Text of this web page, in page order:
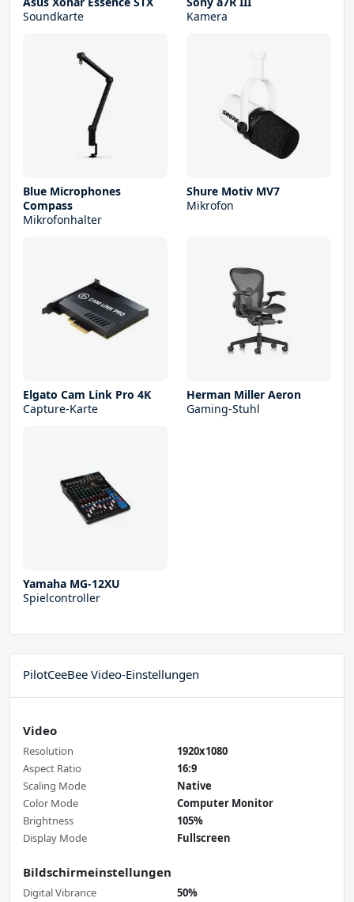
Soundkarte
Kamera
Blue Microphones
Compass
Mikrofonhalter
Shure Motiv MV7
Mikrofon
Elgato Cam Link Pro 4K
Capture-Karte
Herman Miller Aeron
Gaming-Stuhl
Yamaha MG-12XU
Spielcontroller
PilotCeeBee Video-Einstellungen
Video
Resolution
1920x1080
Aspect Ratio
16:9
Scaling Mode
Native
Color Mode
Computer Monitor
Brightness
105%
Display Mode
Fullscreen
Bildschirmeinstellungen
Digital Vibrance
50%